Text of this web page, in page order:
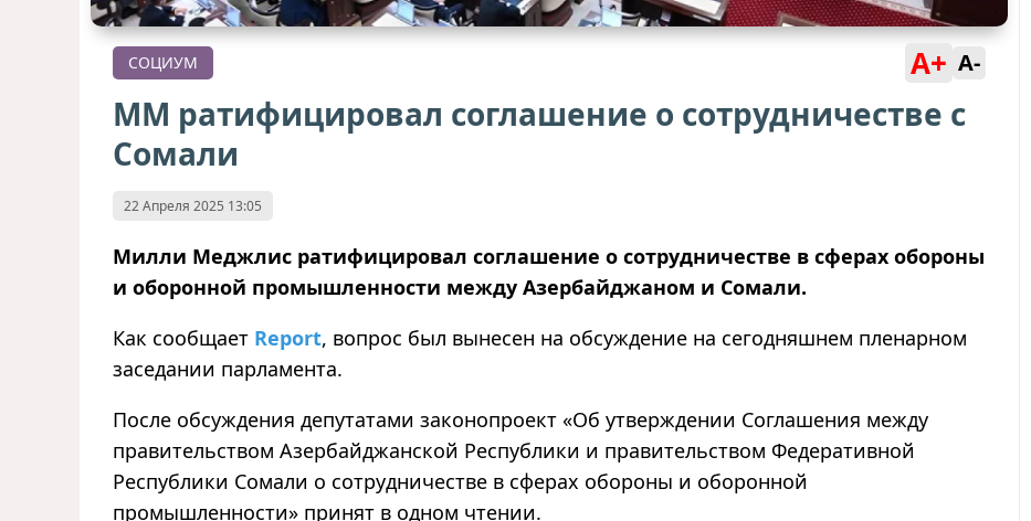
СОЦИУМ A+ A-
ММ ратифицировал соглашение о сотрудничестве с
Сомали
22 Апреля 2025 13:05
Милли Меджлис ратифицировал соглашение о сотрудничестве в сферах обороны
и оборонной промышленности между Азербайджаном и Сомали.
Как сообщает Report, вопрос был вынесен на обсуждение на сегодняшнем пленарном
заседании парламента.
После обсуждения депутатами законопроект «Об утверждении Соглашения между
правительством Азербайджанской Республики и правительством Федеративной
Республики Сомали о сотрудничестве в сферах обороны и оборонной
промышленности» принят в одном чтении.